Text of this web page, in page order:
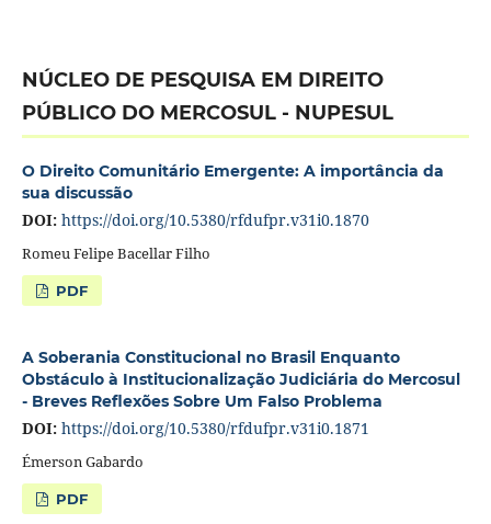
NÚCLEO DE PESQUISA EM DIREITO
PÚBLICO DO MERCOSUL - NUPESUL
O Direito Comunitário Emergente: A importância da
sua discussão
DOI: https://doi.org/10.5380/rfdufpr.v31i0.1870
Romeu Felipe Bacellar Filho
PDF
A Soberania Constitucional no Brasil Enquanto
Obstáculo à Institucionalização Judiciária do Mercosul
- Breves Reflexões Sobre Um Falso Problema
DOI: https://doi.org/10.5380/rfdufpr.v31i0.1871
Émerson Gabardo
PDF